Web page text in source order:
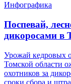
Инфографика
Поспевай,
дикоросами в
Урожай кедровых
Томской области
охотников за
сроки сбора и